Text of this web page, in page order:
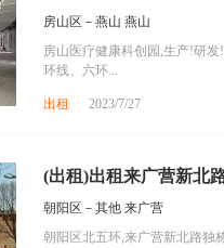
房山区－燕山 燕山
房山医疗健康科创园,生产!研
环线、六环...
出租 2023/7/27
(出租)出租来广营新北
朝阳区－其他 来广营
朝阳区北五环,来广营新北路独